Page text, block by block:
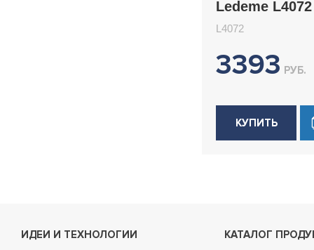
Ledeme L4072
L4072
3393 РУБ.
КУПИТЬ
ИДЕИ И ТЕХНОЛОГИИ КАТАЛОГ